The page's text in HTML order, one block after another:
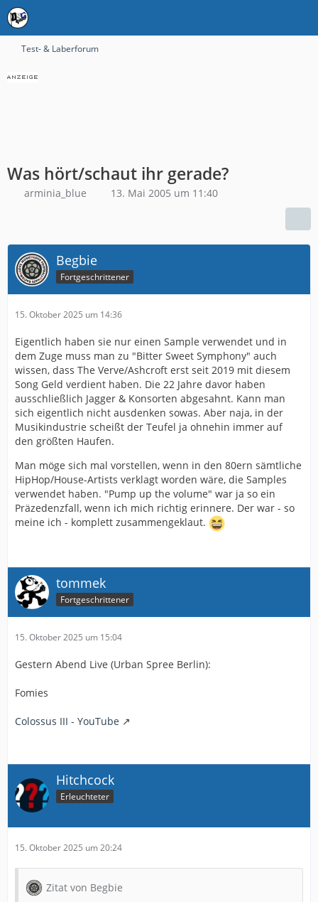
Test- & Laberforum
Was hört/schaut ihr gerade?
arminia_blue 13. Mai 2005 um 11:40
Begbie
Fortgeschrittener
15. Oktober 2025 um 14:36
Eigentlich haben sie nur einen Sample verwendet und in
dem Zuge muss man zu "Bitter Sweet Symphony" auch
wissen, dass The Verve/Ashcroft erst seit 2019 mit diesem
Song Geld verdient haben. Die 22 Jahre davor haben
ausschließlich Jagger & Konsorten abgesahnt. Kann man
sich eigentlich nicht ausdenken sowas. Aber naja, in der
Musikindustrie scheißt der Teufel ja ohnehin immer auf
den größten Haufen.
Man möge sich mal vorstellen, wenn in den 80ern sämtliche
HipHop/House-Artists verklagt worden wäre, die Samples
verwendet haben. "Pump up the volume" war ja so ein
Präzedenzfall, wenn ich mich richtig erinnere. Der war - so
meine ich - komplett zusammengeklaut.
tommek
Fortgeschrittener
15. Oktober 2025 um 15:04
Gestern Abend Live (Urban Spree Berlin):
Fomies
Colossus III - YouTube
Hitchcock
Erleuchteter
15. Oktober 2025 um 20:24
Zitat von Begbie